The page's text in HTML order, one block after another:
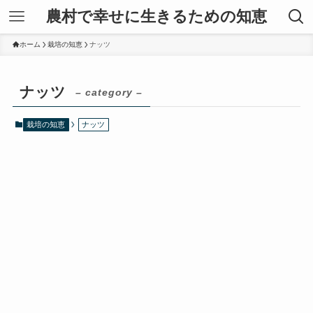
農村で幸せに生きるための知恵
ホーム 栽培の知恵 ナッツ
ナッツ – category –
栽培の知恵 ナッツ